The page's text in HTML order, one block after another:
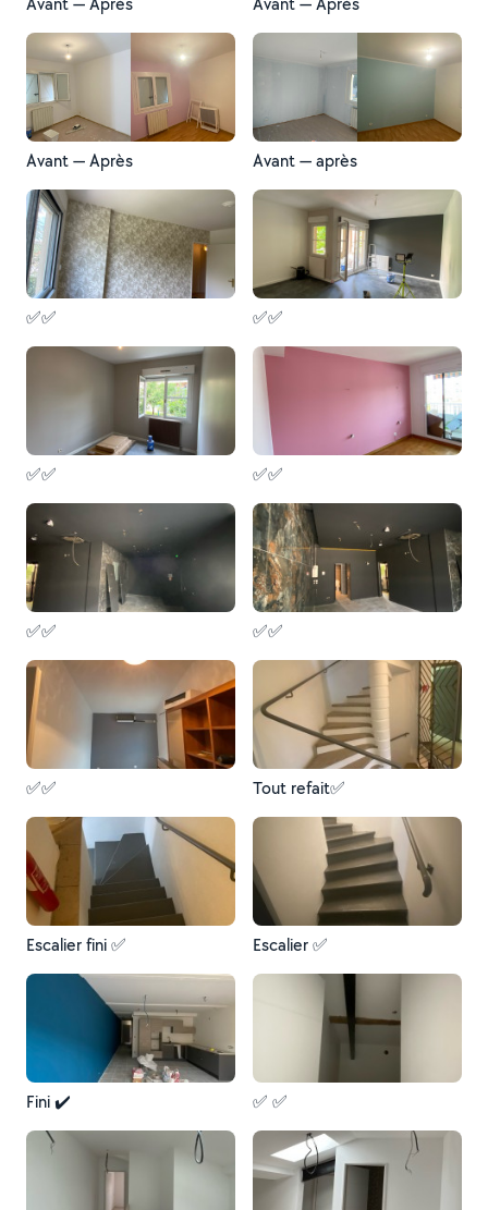
Avant — Après Avant — après
✅✅ ✅✅
✅✅ ✅✅
✅✅ ✅✅
✅✅ Tout refait✅
Escalier fini ✅ Escalier ✅
Fini ✔️ ✅ ✅